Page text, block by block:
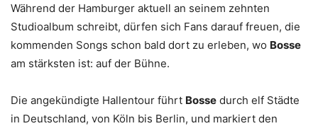
Während der Hamburger aktuell an seinem zehnten
Studioalbum schreibt, dürfen sich Fans darauf freuen, die
kommenden Songs schon bald dort zu erleben, wo Bosse
am stärksten ist: auf der Bühne.
Die angekündigte Hallentour führt Bosse durch elf Städte
in Deutschland, von Köln bis Berlin, und markiert den